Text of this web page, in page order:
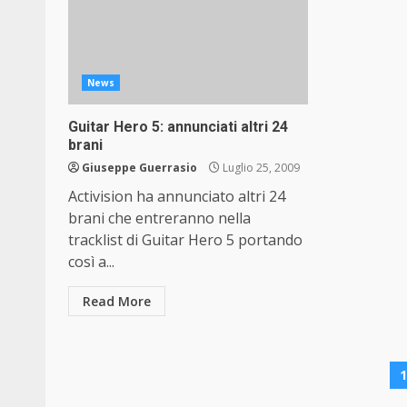
News
Guitar Hero 5: annunciati altri 24
brani
Giuseppe Guerrasio Luglio 25, 2009
Activision ha annunciato altri 24
brani che entreranno nella
tracklist di Guitar Hero 5 portando
così a...
Read More
1